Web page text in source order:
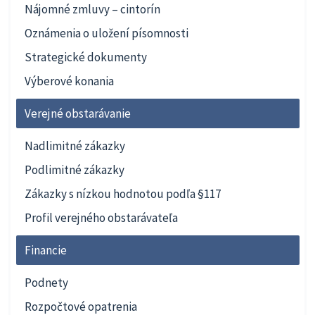
Nájomné zmluvy – cintorín
Oznámenia o uložení písomnosti
Strategické dokumenty
Výberové konania
Verejné obstarávanie
Nadlimitné zákazky
Podlimitné zákazky
Zákazky s nízkou hodnotou podľa §117
Profil verejného obstarávateľa
Financie
Podnety
Rozpočtové opatrenia